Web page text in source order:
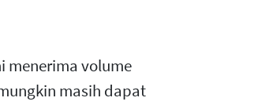
menerima volume
masih dapat